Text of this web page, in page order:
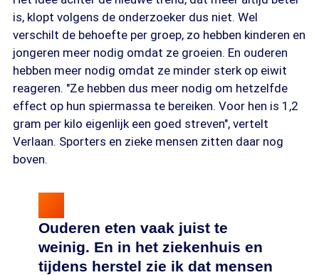
is, klopt volgens de onderzoeker dus niet. Wel
verschilt de behoefte per groep, zo hebben kinderen en
jongeren meer nodig omdat ze groeien. En ouderen
hebben meer nodig omdat ze minder sterk op eiwit
reageren. "Ze hebben dus meer nodig om hetzelfde
effect op hun spiermassa te bereiken. Voor hen is 1,2
gram per kilo eigenlijk een goed streven", vertelt
Verlaan. Sporters en zieke mensen zitten daar nog
boven.
Ouderen eten vaak juist te
weinig. En in het ziekenhuis en
tijdens herstel zie ik dat mensen